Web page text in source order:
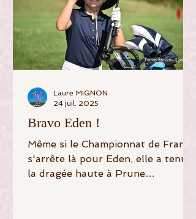
Bravo Eden !
Même si le Championnat de France
s'arrête là pour Eden, elle a tenu
la dragée haute à Prune
Laure MIGNON
24 juil. 2025